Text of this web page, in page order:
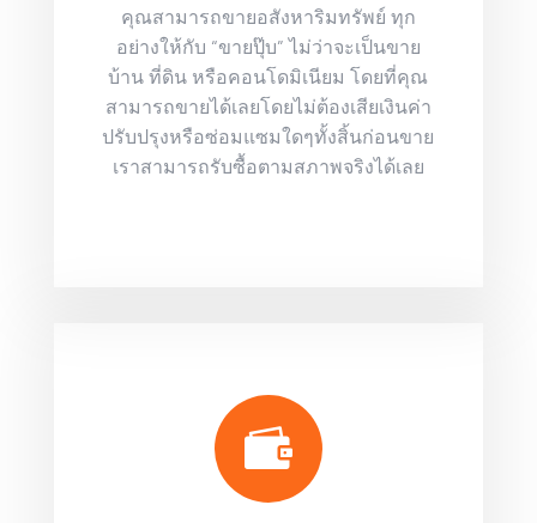
คุณสามารถขายอสังหาริมทรัพย์ ทุก
อย่างให้กับ “ขายปุ๊บ” ไม่ว่าจะเป็นขาย
บ้าน ที่ดิน หรือคอนโดมิเนียม โดยที่คุณ
สามารถขายได้เลยโดยไม่ต้องเสียเงินค่า
ปรับปรุงหรือซ่อมแซมใดๆทั้งสิ้นก่อนขาย
เราสามารถรับซื้อตามสภาพจริงได้เลย
